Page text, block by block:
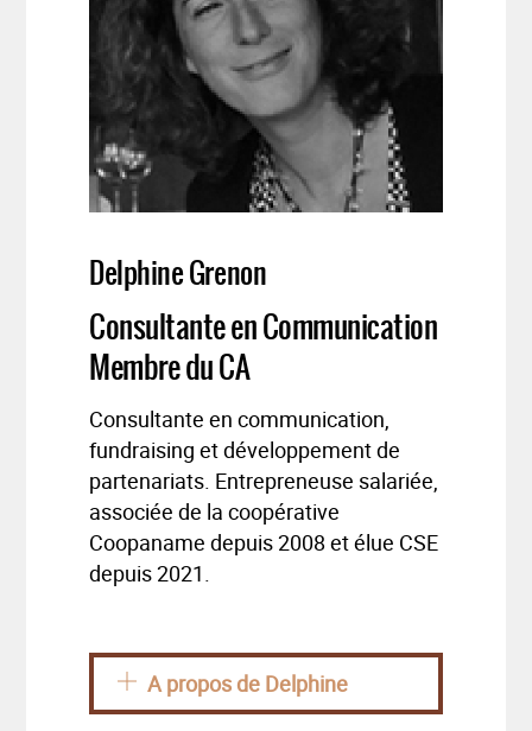
Delphine Grenon
Consultante en Communication
Membre du CA
Consultante en communication,
fundraising et développement de
partenariats. Entrepreneuse salariée,
associée de la coopérative
Coopaname depuis 2008 et élue CSE
depuis 2021.
A propos de Delphine